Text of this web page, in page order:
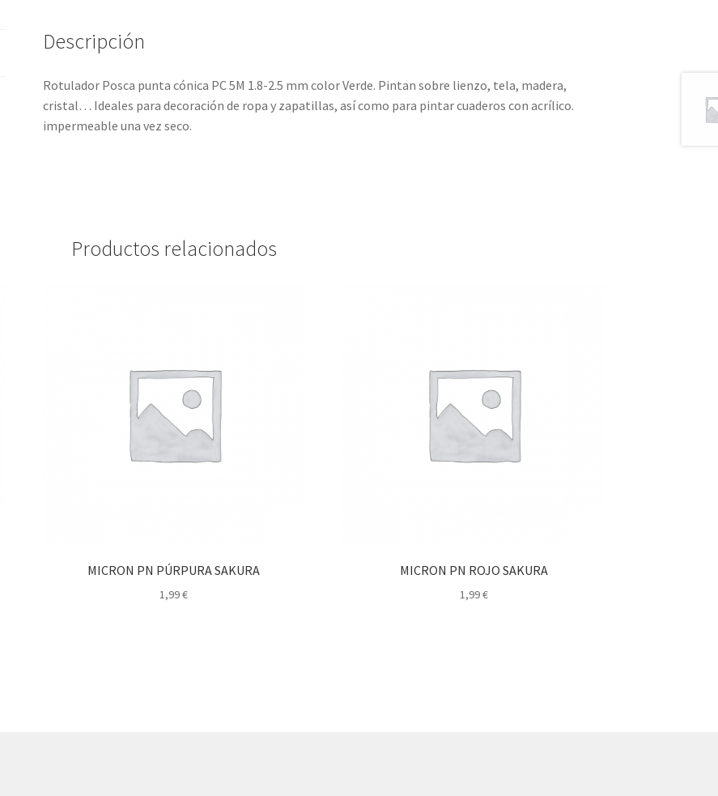
Descripción
Rotulador Posca punta cónica PC 5M 1.8-2.5 mm color Verde. Pintan sobre lienzo, tela, madera,
cristal… Ideales para decoración de ropa y zapatillas, así como para pintar cuaderos con acrílico.
impermeable una vez seco.
Productos relacionados
MICRON PN PÚRPURA SAKURA
1,99€
MICRON PN ROJO SAKURA
1,99€